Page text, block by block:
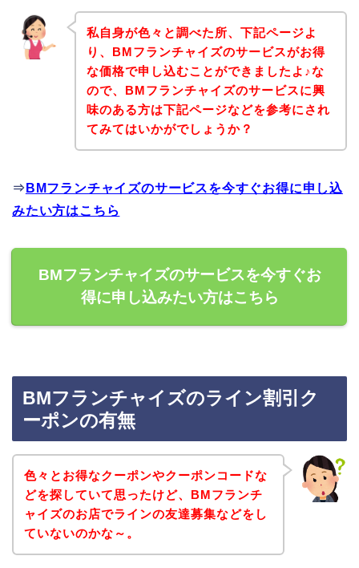
私自身が色々と調べた所、下記ページよ
り、BMフランチャイズのサービスがお得
な価格で申し込むことができましたよ♪な
ので、BMフランチャイズのサービスに興
味のある方は下記ページなどを参考にされ
てみてはいかがでしょうか？
⇒ BMフランチャイズのサービスを今すぐお得に申し込
みたい方はこちら
BMフランチャイズのサービスを今すぐお
得に申し込みたい方はこちら
BMフランチャイズのライン割引ク
ーポンの有無
色々とお得なクーポンやクーポンコードな
どを探していて思ったけど、BMフランチ
ャイズのお店でラインの友達募集などをし
ていないのかな～。